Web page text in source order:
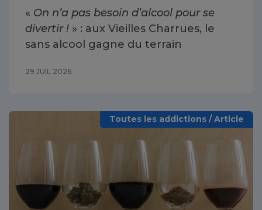
« On n’a pas besoin d’alcool pour se
divertir ! » : aux Vieilles Charrues, le
sans alcool gagne du terrain
29 JUIL 2026
Toutes les addictions / Article